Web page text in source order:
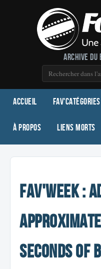
Archive du
Accueil Fav'Catégories
À propos Liens morts
Fav'Week :
Seconds Of